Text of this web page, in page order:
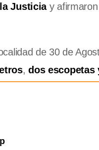
Justiciay afirmaron
de 30 de
,dos escopetas